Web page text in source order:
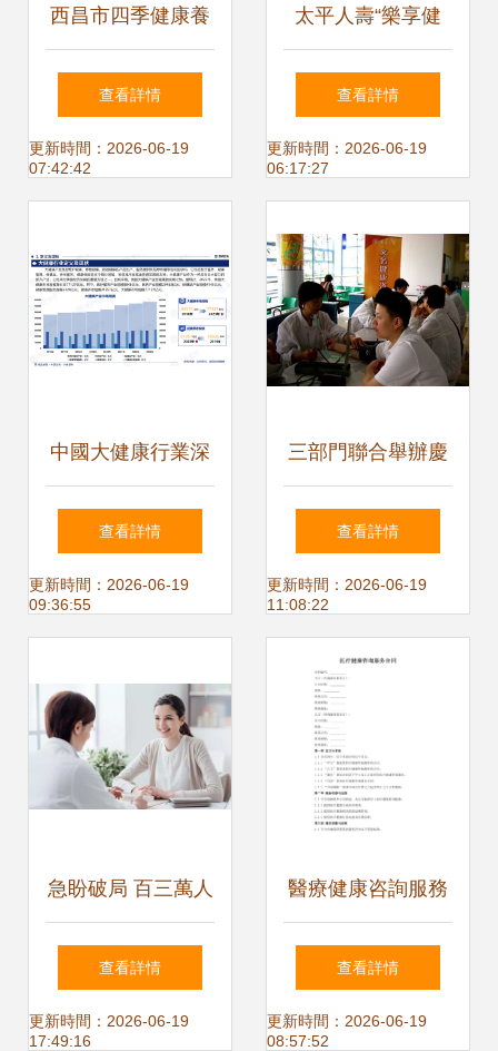
西昌市四季健康養
生咨詢服務 您的個
性化健康管理專家
查看詳情
更新時間：2026-06-19
07:42:42
太平人壽“樂享健
康” 以客戶為中心
的健康管理新標桿
查看詳情
更新時間：2026-06-19
06:17:27
中國大健康行業深
度解析 發展概況、
市場需求與投資前
查看詳情
更新時間：2026-06-19
09:36:55
三部門聯合舉辦慶
教師節健康保健咨
詢服務活動
查看詳情
更新時間：2026-06-19
11:08:22
急盼破局 百三萬人
心理援助缺口下的
應對之策
查看詳情
更新時間：2026-06-19
17:49:16
醫療健康咨詢服務
合同
查看詳情
更新時間：2026-06-19
08:57:52